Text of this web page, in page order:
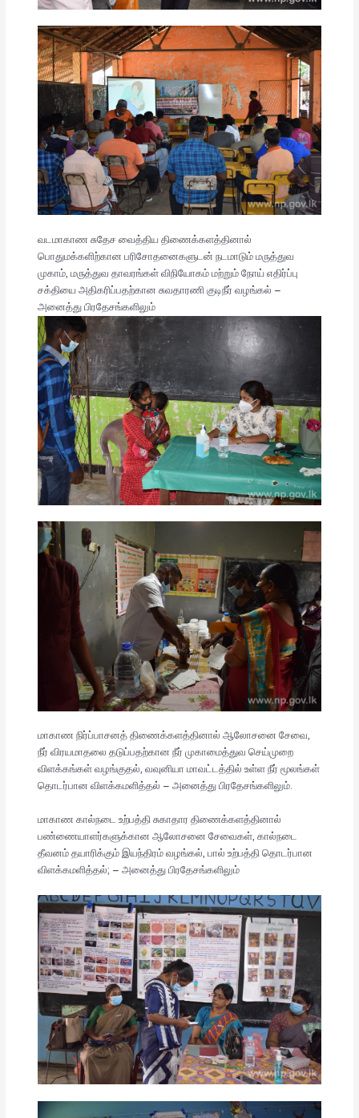
வடமாகாண சுதேச வைத்திய திணைக்களத்தினால்
பொதுமக்களிற்கான பரிசோதனைகளுடன் நடமாடும் மருத்துவ
முகாம், மருத்துவ தாவரங்கள் விநியோகம் மற்றும் நோய் எதிர்ப்பு
சக்தியை அதிகரிப்பதற்கான சுவதாரணி குடிநீர் வழங்கல் –
அனைத்து பிரதேசங்களிலும்
மாகாண நிர்ப்பாசனத் திணைக்களத்தினால் ஆலோசனை சேவை,
நீர் விரயமாதலை தடுப்பதற்கான நீர் முகாமைத்துவ செய்முறை
விளக்கங்கள் வழங்குதல், வவுனியா மாவட்டத்தில் உள்ள நீர் மூலங்கள்
தொடர்பான விளக்கமளித்தல் – அனைத்து பிரதேசங்களிலும்.
மாகாண கால்நடை உற்பத்தி சுகாதார திணைக்களத்தினால்
பண்ணையாளர்களுக்கான ஆலோசனை சேவைகள், கால்நடை
தீவனம் தயாரிக்கும் இயந்திரம் வழங்கல், பால் உற்பத்தி தொடர்பான
விளக்கமளித்தல்; – அனைத்து பிரதேசங்களிலும்